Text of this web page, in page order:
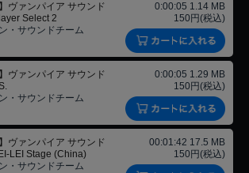
】ヴァンパイア サウンド
Select 2
・サウンドチーム
0:00:05 1.14 MB
150円(税込)
】ヴァンパイア サウンド
・サウンドチーム
0:00:05 1.29 MB
150円(税込)
】ヴァンパイア サウンド
LEI Stage (China)
・サウンドチーム
00:01:42 17.5 MB
150円(税込)